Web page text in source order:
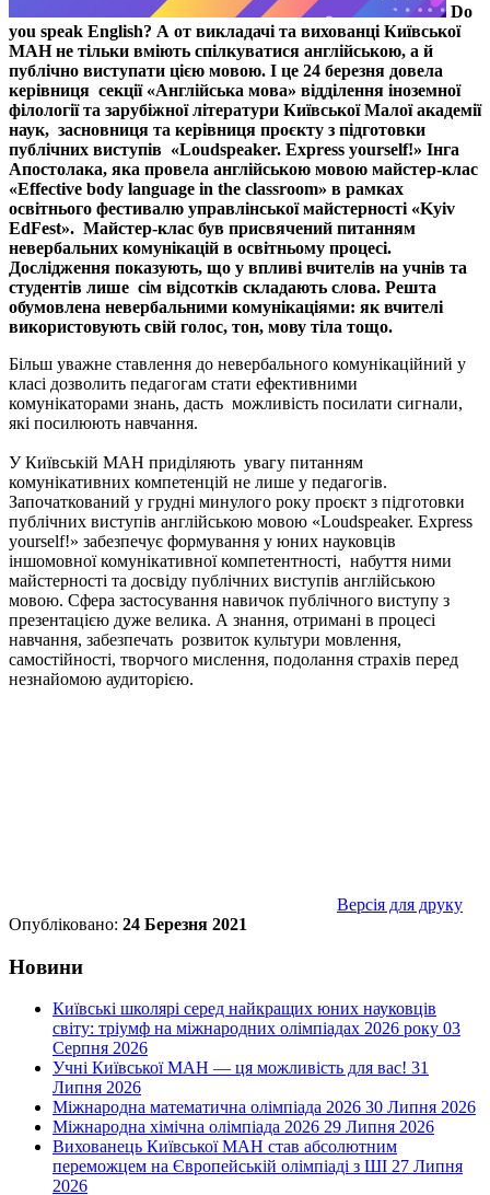
Do
you speak English? А от викладачі та вихованці Київської
МАН не тільки вміють спілкуватися англійською, а й
публічно виступати цією мовою. І це 24 березня довела
керівниця секції «Англійська мова» відділення іноземної
філології та зарубіжної літератури Київської Малої академії
наук, засновниця та керівниця проєкту з підготовки
публічних виступів «Loudspeaker. Express yourself!» Інга
Апостолака, яка провела англійською мовою майстер-клас
«Effective body language in the classroom» в рамках
освітнього фестивалю управлінської майстерності «Kyiv
EdFest». Майстер-клас був присвячений питанням
невербальних комунікацій в освітньому процесі.
Дослідження показують, що у впливі вчителів на учнів та
студентів лише сім відсотків складають слова. Решта
обумовлена невербальними комунікаціями: як вчителі
використовують свій голос, тон, мову тіла тощо.
Більш уважне ставлення до невербального комунікаційний у
класі дозволить педагогам стати ефективними
комунікаторами знань, дасть можливість посилати сигнали,
які посилюють навчання.
У Київській МАН приділяють увагу питанням
комунікативних компетенцій не лише у педагогів.
Започаткований у грудні минулого року проєкт з підготовки
публічних виступів англійською мовою «Loudspeaker. Express
yourself!» забезпечує формування у юних науковців
іншомовної комунікативної компетентності, набуття ними
майстерності та досвіду публічних виступів англійською
мовою. Сфера застосування навичок публічного виступу з
презентацією дуже велика. А знання, отримані в процесі
навчання, забезпечать розвиток культури мовлення,
самостійності, творчого мислення, подолання страхів перед
незнайомою аудиторією.
Версія для друку
Опубліковано: 24 Березня 2021
Новини
Київські школярі серед найкращих юних науковців
світу: тріумф на міжнародних олімпіадах 2026 року 03
Серпня 2026
Учні Київської МАН — ця можливість для вас! 31
Липня 2026
Міжнародна математична олімпіада 2026 30 Липня 2026
Міжнародна хімічна олімпіада 2026 29 Липня 2026
Вихованець Київської МАН став абсолютним
переможцем на Європейській олімпіаді з ШІ 27 Липня
2026